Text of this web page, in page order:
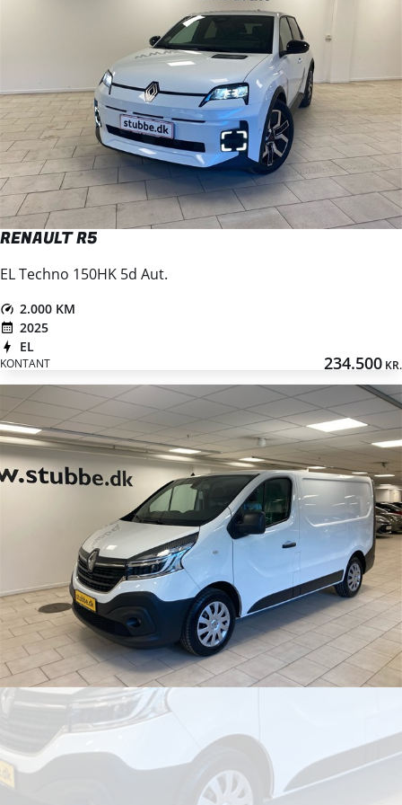
RENAULT R5
EL Techno 150HK 5d Aut.
2.000 KM
2025
EL
KONTANT 234.500 KR.